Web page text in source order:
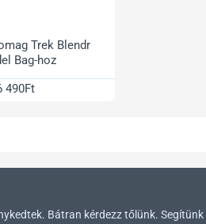
Trek Blendr
Bag-hoz
490Ft
Bátran kérdezz tőlünk. Segítünk